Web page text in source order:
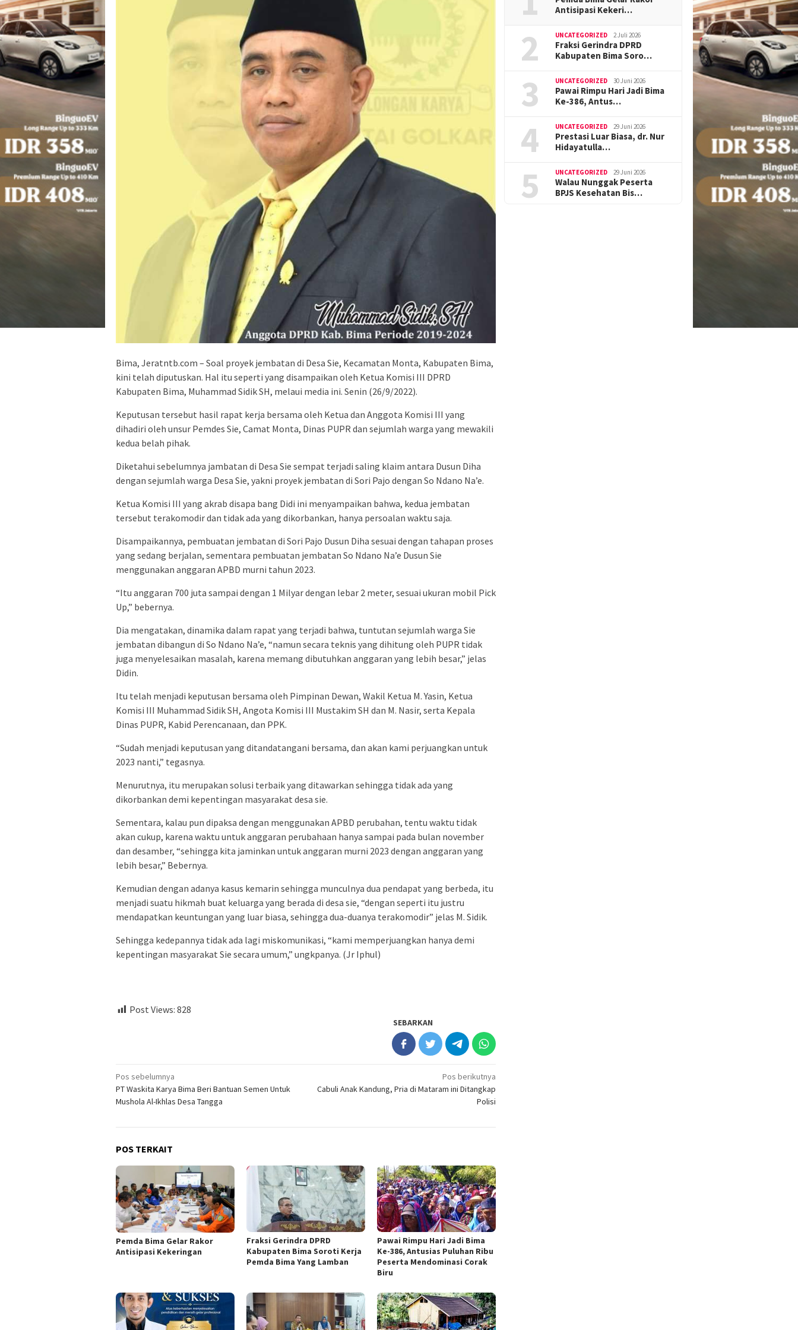
Bima, Jeratntb.com – Soal proyek jembatan di Desa Sie, Kecamatan Monta, Kabupaten Bima,
kini telah diputuskan. Hal itu seperti yang disampaikan oleh Ketua Komisi III DPRD
Kabupaten Bima, Muhammad Sidik SH, melaui media ini. Senin (26/9/2022).
Keputusan tersebut hasil rapat kerja bersama oleh Ketua dan Anggota Komisi III yang
dihadiri oleh unsur Pemdes Sie, Camat Monta, Dinas PUPR dan sejumlah warga yang mewakili
kedua belah pihak.
Diketahui sebelumnya jambatan di Desa Sie sempat terjadi saling klaim antara Dusun Diha
dengan sejumlah warga Desa Sie, yakni proyek jembatan di Sori Pajo dengan So Ndano Na’e.
Ketua Komisi III yang akrab disapa bang Didi ini menyampaikan bahwa, kedua jembatan
tersebut terakomodir dan tidak ada yang dikorbankan, hanya persoalan waktu saja.
Disampaikannya, pembuatan jembatan di Sori Pajo Dusun Diha sesuai dengan tahapan proses
yang sedang berjalan, sementara pembuatan jembatan So Ndano Na’e Dusun Sie
menggunakan anggaran APBD murni tahun 2023.
“Itu anggaran 700 juta sampai dengan 1 Milyar dengan lebar 2 meter, sesuai ukuran mobil Pick
Up,” bebernya.
Dia mengatakan, dinamika dalam rapat yang terjadi bahwa, tuntutan sejumlah warga Sie
jembatan dibangun di So Ndano Na’e, “namun secara teknis yang dihitung oleh PUPR tidak
juga menyelesaikan masalah, karena memang dibutuhkan anggaran yang lebih besar,” jelas
Didin.
Itu telah menjadi keputusan bersama oleh Pimpinan Dewan, Wakil Ketua M. Yasin, Ketua
Komisi III Muhammad Sidik SH, Angota Komisi III Mustakim SH dan M. Nasir, serta Kepala
Dinas PUPR, Kabid Perencanaan, dan PPK.
“Sudah menjadi keputusan yang ditandatangani bersama, dan akan kami perjuangkan untuk
2023 nanti,” tegasnya.
Menurutnya, itu merupakan solusi terbaik yang ditawarkan sehingga tidak ada yang
dikorbankan demi kepentingan masyarakat desa sie.
Sementara, kalau pun dipaksa dengan menggunakan APBD perubahan, tentu waktu tidak
akan cukup, karena waktu untuk anggaran perubahaan hanya sampai pada bulan november
dan desamber, “sehingga kita jaminkan untuk anggaran murni 2023 dengan anggaran yang
lebih besar,” Bebernya.
Kemudian dengan adanya kasus kemarin sehingga munculnya dua pendapat yang berbeda, itu
menjadi suatu hikmah buat keluarga yang berada di desa sie, “dengan seperti itu justru
mendapatkan keuntungan yang luar biasa, sehingga dua-duanya terakomodir” jelas M. Sidik.
Sehingga kedepannya tidak ada lagi miskomunikasi, “kami memperjuangkan hanya demi
kepentingan masyarakat Sie secara umum,” ungkpanya. (Jr Iphul)
Post Views: 828
SEBARKAN
Navigasi
pos
Pos sebelumnya
PT Waskita Karya Bima Beri Bantuan Semen Untuk
Mushola Al-Ikhlas Desa Tangga
Pos berikutnya
Cabuli Anak Kandung, Pria di Mataram ini Ditangkap
Polisi
POS TERKAIT
Pemda Bima Gelar Rakor
Antisipasi Kekeringan
Fraksi Gerindra DPRD
Kabupaten Bima Soroti Kerja
Pemda Bima Yang Lamban
Pawai Rimpu Hari Jadi Bima
Ke-386, Antusias Puluhan Ribu
Peserta Mendominasi Corak
Biru
Antisipasi Kekeri…
2 UNCATEGORIZED 2 Juli 2026
Fraksi Gerindra DPRD
Kabupaten Bima Soro…
3 UNCATEGORIZED 30 Juni 2026
Pawai Rimpu Hari Jadi Bima
Ke-386, Antus…
4 UNCATEGORIZED 29 Juni 2026
Prestasi Luar Biasa, dr. Nur
Hidayatulla…
5 UNCATEGORIZED 29 Juni 2026
Walau Nunggak Peserta
BPJS Kesehatan Bis…